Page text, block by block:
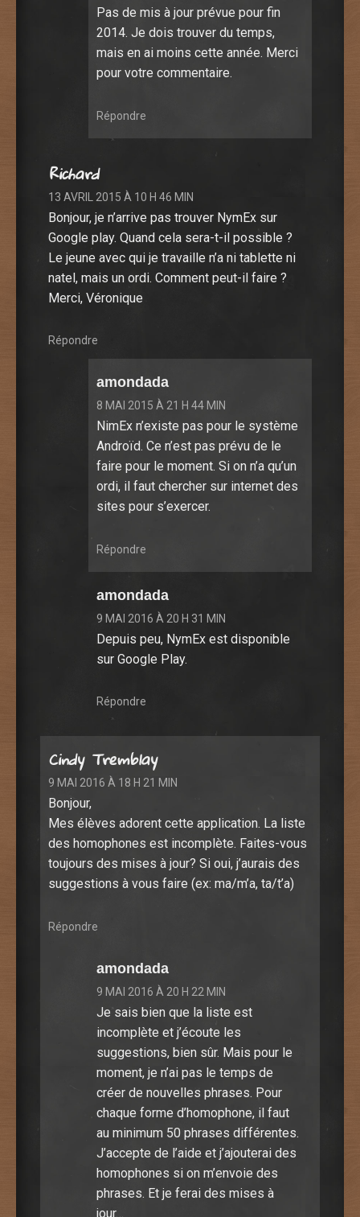
Pas de mis à jour prévue pour fin
2014. Je dois trouver du temps,
mais en ai moins cette année. Merci
pour votre commentaire.
Répondre
Richard
13 AVRIL 2015 À 10 H 46 MIN
Bonjour, je n’arrive pas trouver NymEx sur
Google play. Quand cela sera-t-il possible ?
Le jeune avec qui je travaille n’a ni tablette ni
natel, mais un ordi. Comment peut-il faire ?
Merci, Véronique
Répondre
amondada
8 MAI 2015 À 21 H 44 MIN
NimEx n’existe pas pour le système
Androïd. Ce n’est pas prévu de le
faire pour le moment. Si on n’a qu’un
ordi, il faut chercher sur internet des
sites pour s’exercer.
Répondre
amondada
9 MAI 2016 À 20 H 31 MIN
Depuis peu, NymEx est disponible
sur Google Play.
Répondre
Cindy Tremblay
9 MAI 2016 À 18 H 21 MIN
Bonjour,
Mes élèves adorent cette application. La liste
des homophones est incomplète. Faites-vous
toujours des mises à jour? Si oui, j’aurais des
suggestions à vous faire (ex: ma/m’a, ta/t’a)
Répondre
amondada
9 MAI 2016 À 20 H 22 MIN
Je sais bien que la liste est
incomplète et j’écoute les
suggestions, bien sûr. Mais pour le
moment, je n’ai pas le temps de
créer de nouvelles phrases. Pour
chaque forme d’homophone, il faut
au minimum 50 phrases différentes.
J’accepte de l’aide et j’ajouterai des
homophones si on m’envoie des
phrases. Et je ferai des mises à
jour…